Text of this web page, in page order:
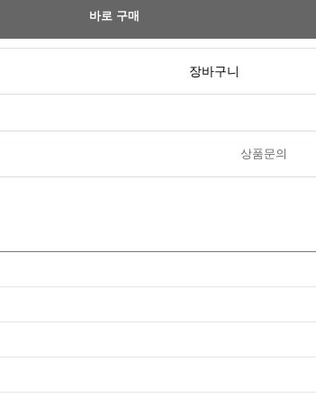
상품문의